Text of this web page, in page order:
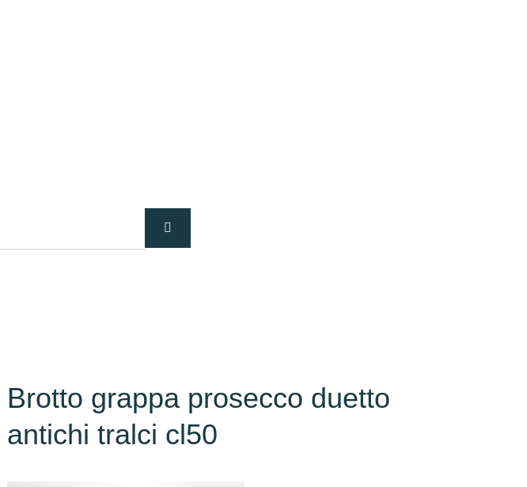
Brotto grappa prosecco duetto
antichi tralci cl50